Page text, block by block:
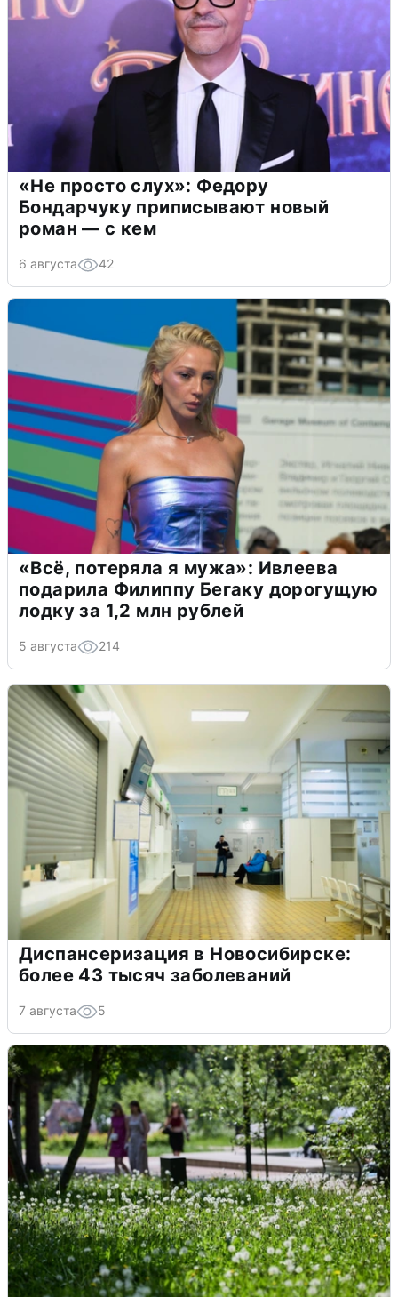
«Не просто слух»: Федору
Бондарчуку приписывают новый
роман — с кем
6 августа 42
«Всё, потеряла я мужа»: Ивлеева
подарила Филиппу Бегаку дорогущую
лодку за 1,2 млн рублей
5 августа 214
Диспансеризация в Новосибирске:
более 43 тысяч заболеваний
7 августа 5